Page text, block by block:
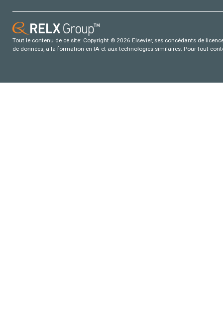
Tout le contenu de ce site: Copyright © 2026 Elsevier, ses concédants de
de données, a la formation en IA et aux technologies similaires. Pour tout